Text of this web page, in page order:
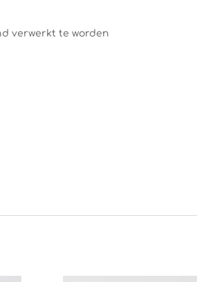
verwerkt te worden